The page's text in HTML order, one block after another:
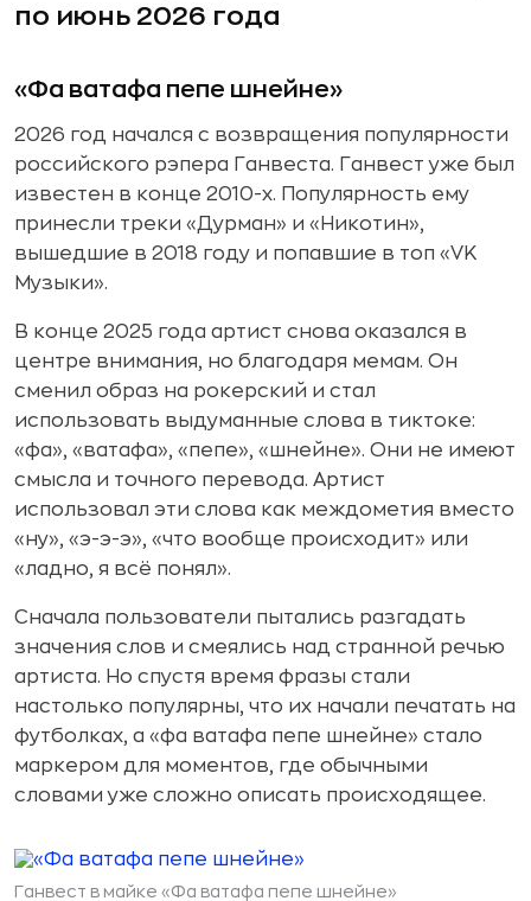
Шопинг, модный лук
контент
Дрысясися
Воздуханы
Тортик «Санчо Панчо»
Черемша, Брдыщ, Сёмга
Сикс-севен
Белая собака на сёрфе
7 × 7 = 49
Инфоповоды, которые стали мемом
«Ыыыыффф» от Центрального Банка
Каневский в Южной Корее
Пухососы
Зачем бизнесу использовать мемы
Где лучше размещать мемы
Бренду важно подключаться к мему до
того, как тренд выдохнется
по июнь 2026 года
«Фа ватафа пепе шнейне»
2026 год начался с возвращения популярности
российского рэпера Ганвеста. Ганвест уже был
известен в конце 2010-х. Популярность ему
принесли треки «Дурман» и «Никотин»,
вышедшие в 2018 году и попавшие в топ «VK
Музыки».
В конце 2025 года артист снова оказался в
центре внимания, но благодаря мемам. Он
сменил образ на рокерский и стал
использовать выдуманные слова в тиктоке:
«фа», «ватафа», «пепе», «шнейне». Они не имеют
смысла и точного перевода. Артист
использовал эти слова как междометия вместо
«ну», «э-э-э», «что вообще происходит» или
«ладно, я всё понял».
Сначала пользователи пытались разгадать
значения слов и смеялись над странной речью
артиста. Но спустя время фразы стали
настолько популярны, что их начали печатать на
футболках, а «фа ватафа пепе шнейне» стало
маркером для моментов, где обычными
словами уже сложно описать происходящее.
Ганвест в майке «Фа ватафа пепе шнейне»